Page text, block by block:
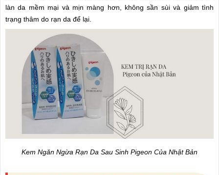
làn da mềm mại và mịn màng hơn, không sần sùi và giảm tình
trạng thâm do rạn da để lại.
Kem Ngăn Ngừa Rạn Da Sau Sinh Pigeon Của Nhật Bản